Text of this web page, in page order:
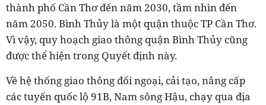
thành phố Cần Thơ đến năm 2030, tầm nhìn đến
năm 2050. Bình Thủy là một quận thuộc TP Cần Thơ.
Vì vậy, quy hoạch giao thông quận Bình Thủy cũng
được thể hiện trong Quyết định này.
Về hệ thống giao thông đối ngoại, cải tạo, nâng cấp
các tuyến quốc lộ 91B, Nam sông Hậu, chạy qua địa